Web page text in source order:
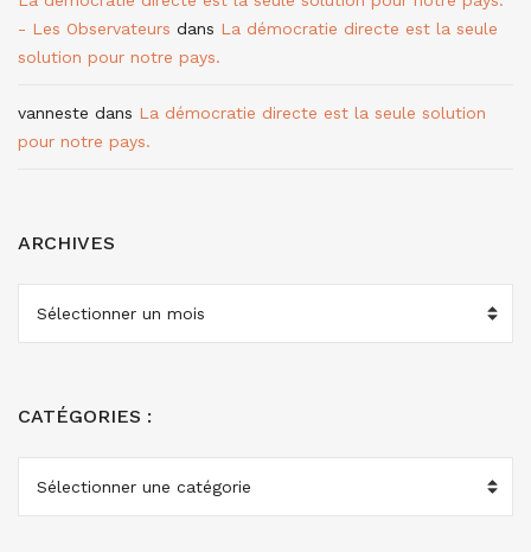
- Les Observateurs dans La démocratie directe est la seule
solution pour notre pays.
vanneste dans La démocratie directe est la seule solution
pour notre pays.
ARCHIVES
ARCHIVES
CATÉGORIES :
CATÉGORIES